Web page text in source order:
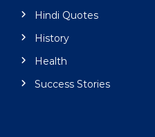
Hindi Quotes
History
Health
Success Stories